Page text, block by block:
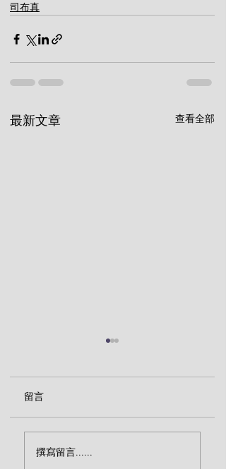
司布真
最新文章 查看全部
撕裂心肠（司布真）
留言
撰寫留言......